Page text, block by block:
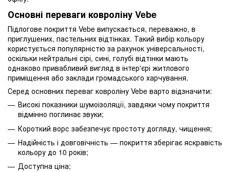
Основні переваги ковроліну Vebe
Підлогове покриття Vebe випускається, переважно, в
приглушених, пастельних відтінках. Такий вибір кольору
користується популярністю за рахунок універсальності,
оскільки нейтральні сірі, сині, голубі відтінки мають
однаково привабливий вигляд в інтер'єрі житлового
приміщення або заклади громадського харчування.
Серед основних переваг ковроліну Vebe варто відзначити:
Високі показники шумоізоляції, завдяки чому покриття
відмінно поглинає звуки;
Короткий ворс забезпечує простоту догляду, чищення;
Надійність і довговічність — покриття зберігає яскравість
кольору до 10 років;
Доступна ціна;